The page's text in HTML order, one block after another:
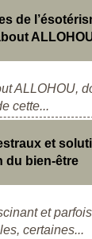
de
ALLOHOU,
cette...
et
du bien-être
et
certaines...